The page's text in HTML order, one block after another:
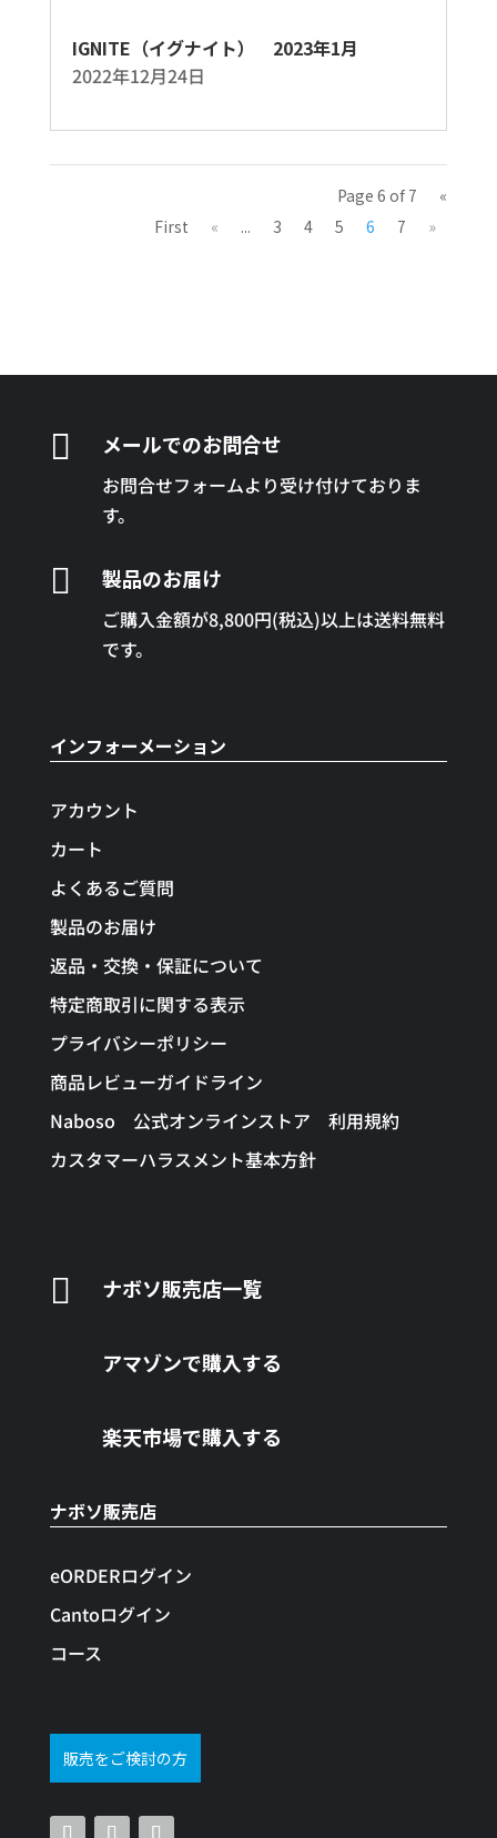
IGNITE（イグナイト） 2023年1月
2022年12月24日
Page 6 of 7
«
First
« ... 3 4 5 6 7 »
 メールでのお問合せ
お問合せフォームより受け付けておりま
す。
 製品のお届け
ご購入金額が8,800円(税込)以上は送料無料
です。
インフォーメーション
アカウント
カート
よくあるご質問
製品のお届け
返品・交換・保証について
特定商取引に関する表示
プライバシーポリシー
商品レビューガイドライン
Naboso 公式オンラインストア 利用規約
カスタマーハラスメント基本方針
 ナボソ販売店一覧
アマゾンで購入する
楽天市場で購入する
ナボソ販売店
eORDERログイン
Cantoログイン
コース
販売をご検討の方